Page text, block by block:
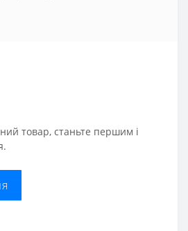
товар, станьте першим і